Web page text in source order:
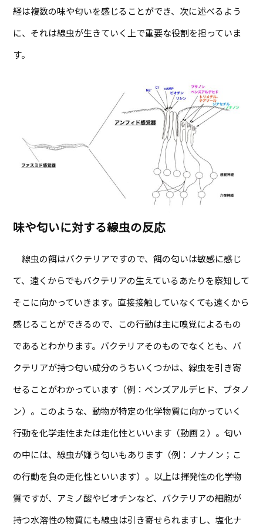
経は複数の味や匂いを感じることができ、次に述べるよう
に、それは線虫が生きていく上で重要な役割を担っていま
す。
味や匂いに対する線虫の反応
線虫の餌はバクテリアですので、餌の匂いは敏感に感じ
て、遠くからでもバクテリアの生えているあたりを察知して
そこに向かっていきます。直接接触していなくても遠くから
感じることができるので、この行動は主に嗅覚によるもの
であるとわかります。バクテリアそのものでなくとも、バ
クテリアが持つ匂い成分のうちいくつかは、線虫を引き寄
せることがわかっています（例：ベンズアルデヒド、ブタノ
ン）。このような、動物が特定の化学物質に向かっていく
行動を化学走性または走化性といいます（動画２）。匂い
の中には、線虫が嫌う匂いもあります（例：ノナノン；こ
の行動を負の走化性といいます）。以上は揮発性の化学物
質ですが、アミノ酸やビオチンなど、バクテリアの細胞が
持つ水溶性の物質にも線虫は引き寄せられますし、塩化ナ